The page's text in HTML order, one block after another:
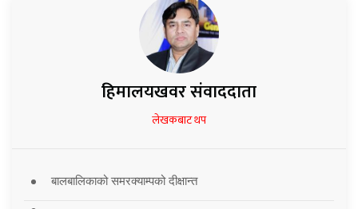
हिमालयखवर संवाददाता
लेखकबाट थप
बालबालिकाको समरक्याम्पको दीक्षान्त